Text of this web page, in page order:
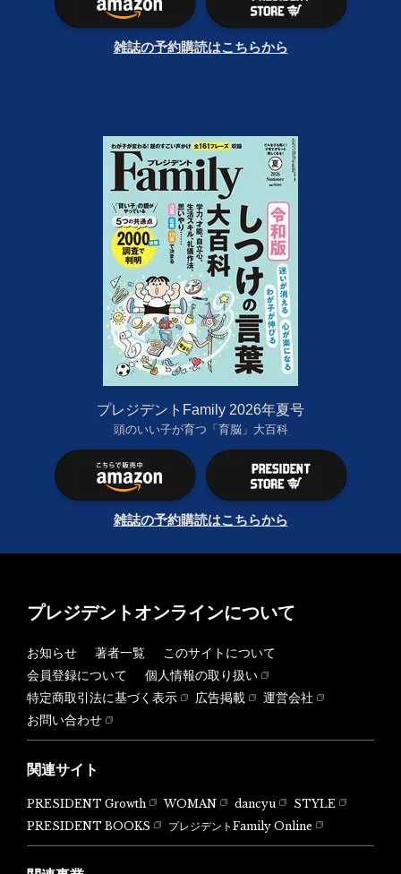
雑誌の予約購読はこちらから
プレジデントFamily 2026年夏号
頭のいい子が育つ「育脳」大百科
雑誌の予約購読はこちらから
プレジデントオンラインについて
お知らせ 著者一覧
このサイトについて
会員登録について
個人情報の取り扱い
特定商取引法に基づく表示
広告掲載
運営会社
お問い合わせ
関連サイト
PRESIDENT Growth WOMAN dancyu
STYLE
PRESIDENT BOOKS
プレジデントFamily Online